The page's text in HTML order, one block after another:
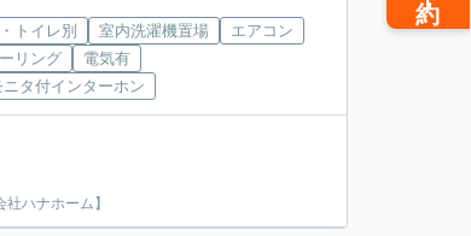
トイレ別 室内洗濯機置場
エアコン
リング
電気有
タ付インターホン
ハナホーム】